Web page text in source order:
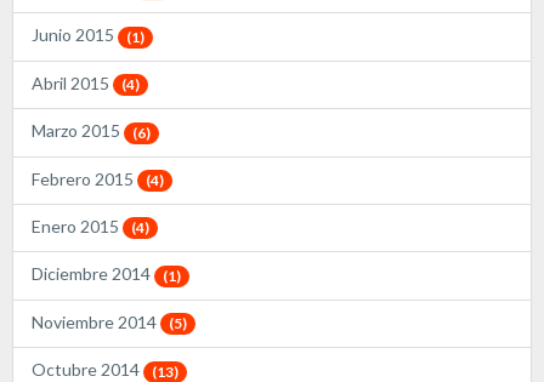
Junio 2015 (1)
Abril 2015 (4)
Marzo 2015 (6)
Febrero 2015 (4)
Enero 2015 (4)
Diciembre 2014 (1)
Noviembre 2014 (5)
Octubre 2014 (13)